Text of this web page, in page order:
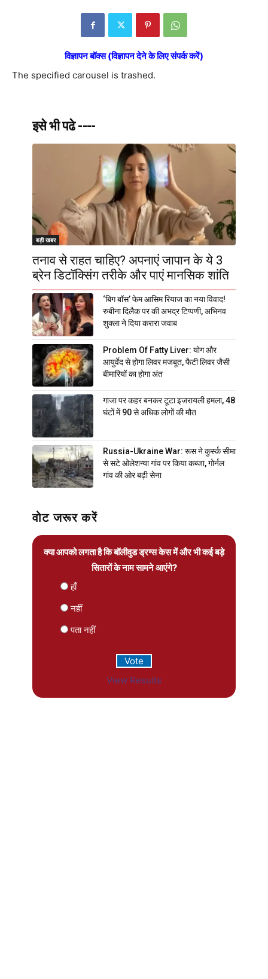
विज्ञापन बॉक्स (विज्ञापन देने के लिए संपर्क करें)
The specified carousel is trashed.
इसे भी पढे ----
बड़ी खबर
तनाव से राहत चाहिए? अपनाएं जापान के ये 3
ब्रेन डिटॉक्सिंग तरीके और पाएं मानसिक शांति
‘बिग बॉस’ फेम आसिम रियाज का नया विवाद!
रुबीना दिलैक पर की अभद्र टिप्पणी, अभिनव
शुक्ला ने दिया करारा जवाब
Problem Of Fatty Liver: योग और
आयुर्वेद से होगा लिवर मजबूत, फैटी लिवर जैसी
बीमारियों का होगा अंत
गाजा पर कहर बनकर टूटा इजरायली हमला, 48
घंटों में 90 से अधिक लोगों की मौत
Russia-Ukraine War: रूस ने कुर्स्क सीमा
से सटे ओलेशन्या गांव पर किया कब्जा, गोर्नल
गांव की ओर बढ़ी सेना
वोट जरूर करें
क्या आपको लगता है कि बॉलीवुड ड्रग्स केस में और भी कई बड़े
सितारों के नाम सामने आएंगे?
हाँ
नहीं
पता नहीं
View Results